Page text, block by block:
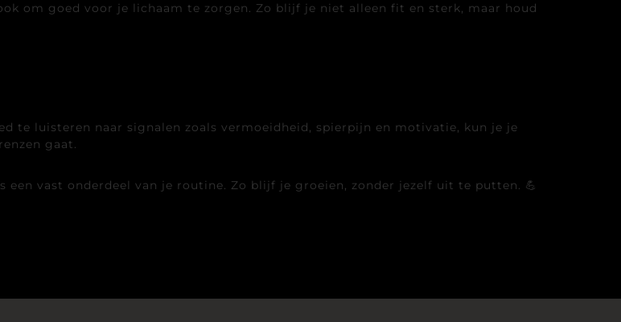
om goed voor je lichaam te zorgen. Zo blijf je niet alleen fit en sterk, maar houd
te luisteren naar signalen zoals vermoeidheid, spierpijn en motivatie, kun je je
gaat.
vast onderdeel van je routine. Zo blijf je groeien, zonder jezelf uit te putten. 💪